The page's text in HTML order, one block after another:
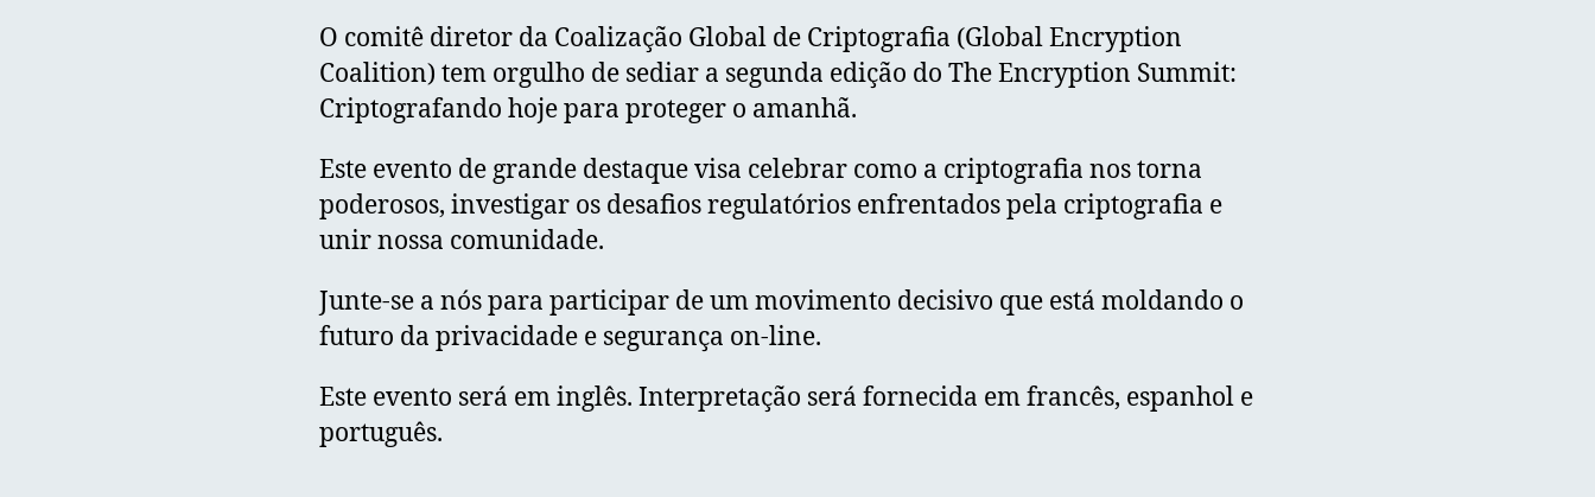
O comitê diretor da Coalização Global de Criptografia (Global Encryption
Coalition) tem orgulho de sediar a segunda edição do The Encryption Summit:
Criptografando hoje para proteger o amanhã.
Este evento de grande destaque visa celebrar como a criptografia nos torna
poderosos, investigar os desafios regulatórios enfrentados pela criptografia e
unir nossa comunidade.
Junte-se a nós para participar de um movimento decisivo que está moldando o
futuro da privacidade e segurança on-line.
Este evento será em inglês. Interpretação será fornecida em francês, espanhol e
português.